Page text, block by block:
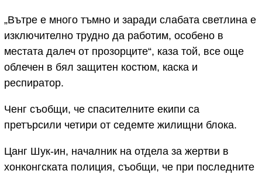
„Вътре е много тъмно и заради слабата светлина е
изключително трудно да работим, особено в
местата далеч от прозорците“, каза той, все още
облечен в бял защитен костюм, каска и
респиратор.
Ченг съобщи, че спасителните екипи са
претърсили четири от седемте жилищни блока.
Цанг Шук-ин, началник на отдела за жертви в
хонконгската полиция, съобщи, че при последните